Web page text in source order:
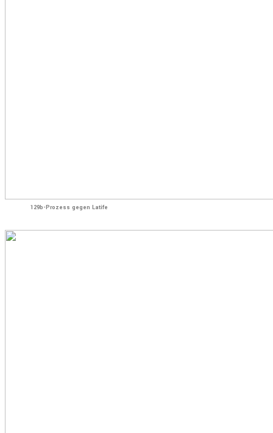
129b-Prozess gegen Latife